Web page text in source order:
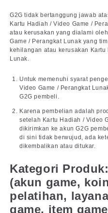
G2G tidak bertanggung jawab
Kartu Hadiah / Video Game /
atau kerusakan yang dialami
Game / Perangkat Lunak yang
kehilangan atau kerusakan
Lunak.
Untuk memenuhi syarat
Video Game / Perangkat
G2G pembeli.
Karena pembelian adalah
setelah Kartu Hadiah / Video
dikirimkan ke akun G2G
di sini tidak berwujud, ada
dikembalikan atau ditukar.
Kategori
(akun game,
pelatihan,
game, item